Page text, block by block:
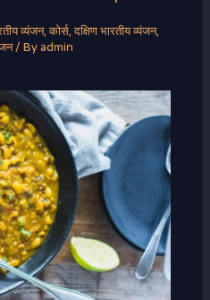
व्यंजन,कोर्स,दक्षिण भारतीय व्यंजन,
/ By admin